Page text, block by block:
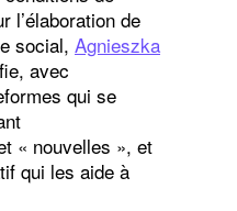
l’élaboration de
social,Agnieszka
avec
qui se
« nouvelles », et
qui les aide à